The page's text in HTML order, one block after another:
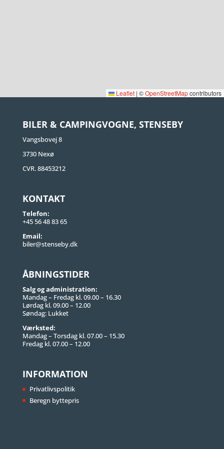
Leaflet | ©OpenStreetMapcontributors
BILER & CAMPINGVOGNE, STENSEBY
Vangsbovej 8
3730 Nexø
CVR. 88453212
KONTAKT
Telefon:
+45 56 48 83 65
Email:
biler@stenseby.dk
ÅBNINGSTIDER
Salg og administration:
Mandag – Fredag kl. 09.00 – 16.30
Lørdag kl. 09.00 – 12.00
Søndag: Lukket
Værksted:
Mandag – Torsdag kl. 07.00 – 15.30
Fredag kl. 07.00 – 12.00
INFORMATION
Privatlivspolitik
Beregn byttepris